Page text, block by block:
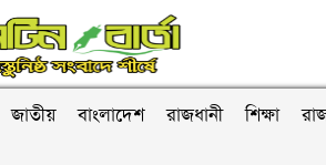
জাতীয় বাংলাদেশ রাজধানী শিক্ষা